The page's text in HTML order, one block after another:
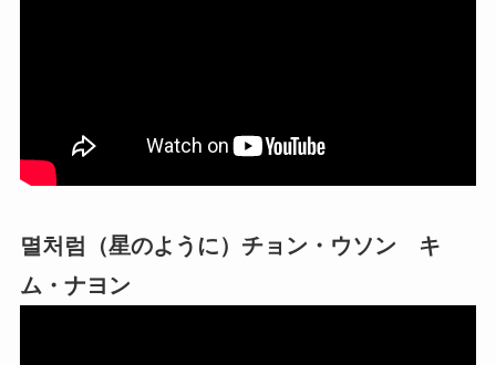
멸처럼（星のように）チョン・ウソン キ
ム・ナヨン